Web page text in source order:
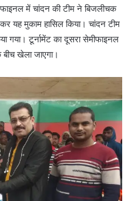
में चांदन की टीम ने बिजलीचक
यह मुकाम हासिल किया। चांदन टीम
गया। टूर्नामेंट का दूसरा सेमीफाइनल
खेला जाएगा।